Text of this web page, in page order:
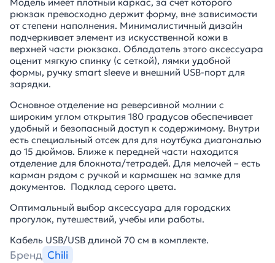
рюкзак превосходно держит форму, вне зависимости
от степени наполнения. Минималистичный дизайн
подчеркивает элемент из искусственной кожи в
верхней части рюкзака. Обладатель этого аксессуара
оценит мягкую спинку (с сеткой), лямки удобной
формы, ручку smart sleeve и внешний USB-порт для
зарядки.
Основное отделение на реверсивной молнии с
широким углом открытия 180 градусов обеспечивает
удобный и безопасный доступ к содержимому. Внутри
есть специальный отсек для для ноутбука диагональю
до 15 дюймов. Ближе к передней части находится
отделение для блокнота/тетрадей. Для мелочей – есть
карман рядом с ручкой и кармашек на замке для
документов. Подклад серого цвета.
Оптимальный выбор аксессуара для городских
прогулок, путешествий, учебы или работы.
Кабель USB/USB длиной 70 см в комплекте.
Бренд Chili